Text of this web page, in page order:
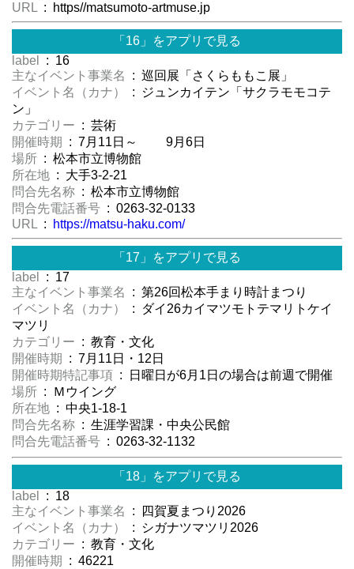
URL : https//matsumoto-artmuse.jp
「16」をアプリで見る
label
: 16
主なイベント事業名
: 巡回展「さくらももこ展」
イベント名（カナ）
: ジュンカイテン「サクラモモコテ
ン」
カテゴリー : 芸術
開催時期
: 7月11日～ 9月6日
場所 : 松本市立博物館
所在地 : 大手3-2-21
問合先名称 : 松本市立博物館
問合先電話番号 : 0263-32-0133
URL : https://matsu-haku.com/
「17」をアプリで見る
label
: 17
主なイベント事業名
: 第26回松本手まり時計まつり
イベント名（カナ）
: ダイ26カイマツモトテマリトケイ
マツリ
カテゴリー : 教育・文化
開催時期
: 7月11日・12日
開催時期特記事項 : 日曜日が6月1日の場合は前週で開催
場所 : Ｍウイング
所在地 : 中央1-18-1
問合先名称 : 生涯学習課・中央公民館
問合先電話番号 : 0263-32-1132
「18」をアプリで見る
label
: 18
主なイベント事業名
: 四賀夏まつり2026
イベント名（カナ）
: シガナツマツリ2026
カテゴリー : 教育・文化
開催時期
: 46221